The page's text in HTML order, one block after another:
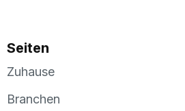
Seiten
Zuhause
Branchen